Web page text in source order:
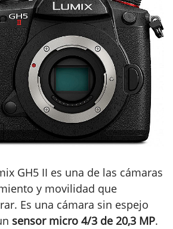
GH5 II es una de las cámaras
y movilidad que
Es una cámara sin espejo
sensor micro 4/3 de 20,3 MP.